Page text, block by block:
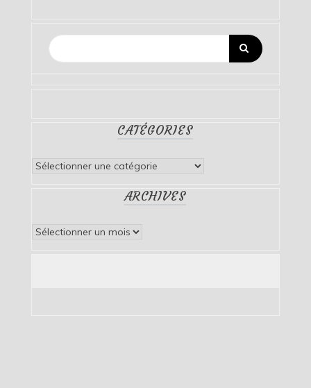
CATÉGORIES
Catégories
ARCHIVES
Archives